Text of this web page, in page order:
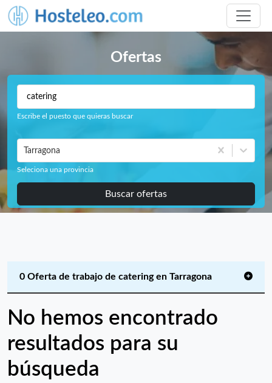
Ofertas
Escribe el puesto que quieras buscar
Tarragona
Seleciona una provincia
Buscar ofertas
0 Oferta de trabajo de catering en Tarragona
No hemos encontrado
resultados para su
búsqueda